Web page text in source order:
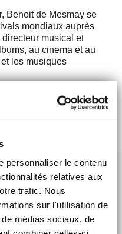
personnaliser le contenu
relatives aux
trafic. Nous
sur l'utilisation de
médias sociaux, de
Benoit de Mesmay se
mondiaux auprès
musical et
au cinema et au
les musiques